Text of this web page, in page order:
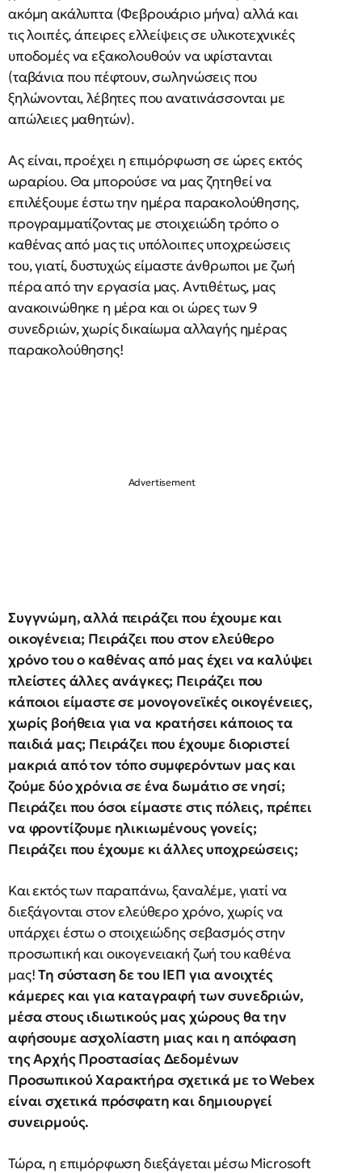
ακόμη ακάλυπτα (Φεβρουάριο μήνα) αλλά και
τις λοιπές, άπειρες ελλείψεις σε υλικοτεχνικές
υποδομές να εξακολουθούν να υφίστανται
(ταβάνια που πέφτουν, σωληνώσεις που
ξηλώνονται, λέβητες που ανατινάσσονται με
απώλειες μαθητών).
Ας είναι, προέχει η επιμόρφωση σε ώρες εκτός
ωραρίου. Θα μπορούσε να μας ζητηθεί να
επιλέξουμε έστω την ημέρα παρακολούθησης,
προγραμματίζοντας με στοιχειώδη τρόπο ο
καθένας από μας τις υπόλοιπες υποχρεώσεις
του, γιατί, δυστυχώς είμαστε άνθρωποι με ζωή
πέρα από την εργασία μας. Αντιθέτως, μας
ανακοινώθηκε η μέρα και οι ώρες των 9
συνεδριών, χωρίς δικαίωμα αλλαγής ημέρας
παρακολούθησης!
Συγγνώμη, αλλά πειράζει που έχουμε και
οικογένεια; Πειράζει που στον ελεύθερο
χρόνο του ο καθένας από μας έχει να καλύψει
πλείστες άλλες ανάγκες; Πειράζει που
κάποιοι είμαστε σε μονογονεϊκές οικογένειες,
χωρίς βοήθεια για να κρατήσει κάποιος τα
παιδιά μας; Πειράζει που έχουμε διοριστεί
μακριά από τον τόπο συμφερόντων μας και
ζούμε δύο χρόνια σε ένα δωμάτιο σε νησί;
Πειράζει που όσοι είμαστε στις πόλεις, πρέπει
να φροντίζουμε ηλικιωμένους γονείς;
Πειράζει που έχουμε κι άλλες υποχρεώσεις;
Και εκτός των παραπάνω, ξαναλέμε, γιατί να
διεξάγονται στον ελεύθερο χρόνο, χωρίς να
υπάρχει έστω ο στοιχειώδης σεβασμός στην
προσωπική και οικογενειακή ζωή του καθένα
μας!Τη σύσταση δε του ΙΕΠ για ανοιχτές
κάμερες και για καταγραφή των συνεδριών,
μέσα στους ιδιωτικούς μας χώρους θα την
αφήσουμε ασχολίαστη μιας και η απόφαση
της Αρχής Προστασίας Δεδομένων
Προσωπικού Χαρακτήρα σχετικά με το Webex
είναι σχετικά πρόσφατη και δημιουργεί
συνειρμούς.
Τώρα, η επιμόρφωση διεξάγεται μέσω Microsoft